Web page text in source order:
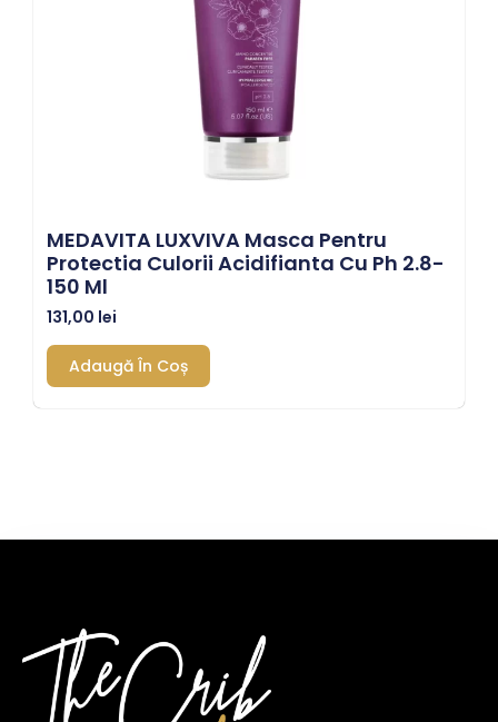
MEDAVITA LUXVIVA Masca Pentru
Protectia Culorii Acidifianta Cu Ph 2.8-
150 Ml
131,00 lei
Adaugă În Coș